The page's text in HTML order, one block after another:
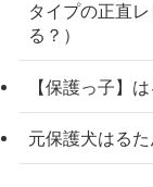
タイプの正直
る？）
【保護っ子】
元保護犬はる